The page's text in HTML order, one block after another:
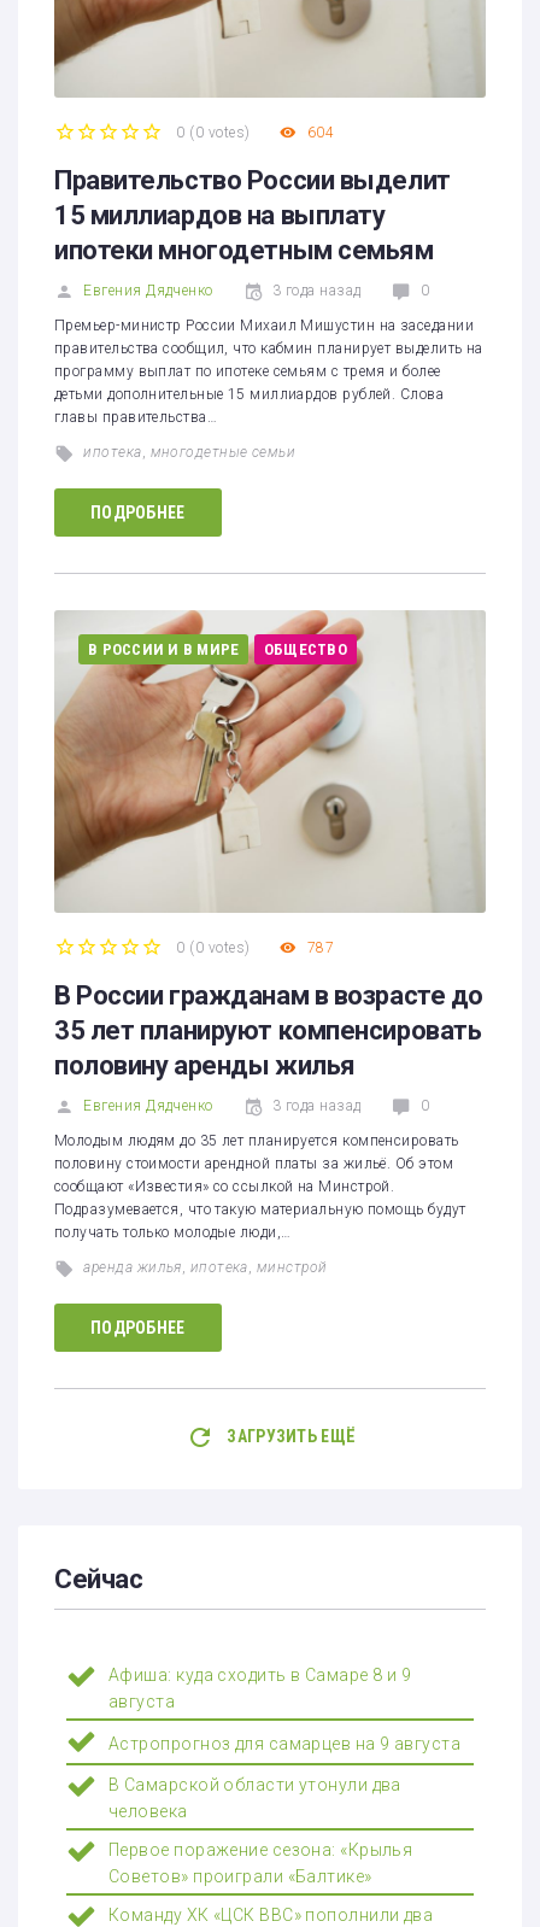
0 ( 0 votes) 604
Правительство России выделит
15 миллиардов на выплату
ипотеки многодетным семьям
Евгения Дядченко 3 года назад 0
Премьер-министр России Михаил Мишустин на заседании
правительства сообщил, что кабмин планирует выделить на
программу выплат по ипотеке семьям с тремя и более
детьми дополнительные 15 миллиардов рублей. Слова
главы правительства…
ипотека, многодетные семьи
ПОДРОБНЕЕ
В РОССИИ И В МИРЕ ОБЩЕСТВО
0 ( 0 votes) 787
В России гражданам в возрасте до
35 лет планируют компенсировать
половину аренды жилья
Евгения Дядченко 3 года назад 0
Молодым людям до 35 лет планируется компенсировать
половину стоимости арендной платы за жильё. Об этом
сообщают «Известия» со ссылкой на Минстрой.
Подразумевается, что такую материальную помощь будут
получать только молодые люди,…
аренда жилья, ипотека, минстрой
ПОДРОБНЕЕ
ЗАГРУЗИТЬ ЕЩЁ
Сейчас
Афиша: куда сходить в Самаре 8 и 9
августа
Астропрогноз для самарцев на 9 августа
В Самарской области утонули два
человека
Первое поражение сезона: «Крылья
Советов» проиграли «Балтике»
Команду ХК «ЦСК ВВС» пополнили два